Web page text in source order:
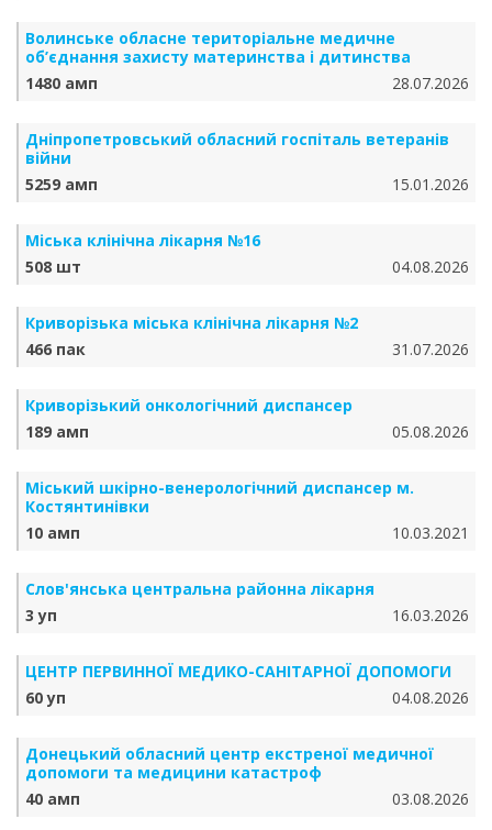
Волинське обласне територіальне медичне
об’єднання захисту материнства і дитинства
1480 амп
28.07.2026
Дніпропетровський обласний госпіталь ветеранів
війни
5259 амп
15.01.2026
Міська клінічна лікарня №16
508 шт
04.08.2026
Криворізька міська клінічна лікарня №2
466 пак
31.07.2026
Криворізький онкологічний диспансер
189 амп
05.08.2026
Міський шкірно-венерологічний диспансер м.
Костянтинівки
10 амп
10.03.2021
Слов'янська центральна районна лікарня
3 уп
16.03.2026
ЦЕНТР ПЕРВИННОЇ МЕДИКО-САНІТАРНОЇ ДОПОМОГИ
60 уп
04.08.2026
Донецький обласний центр екстреної медичної
допомоги та медицини катастроф
40 амп
03.08.2026